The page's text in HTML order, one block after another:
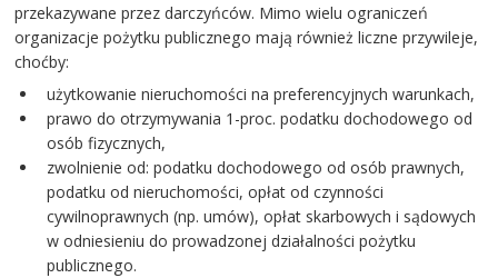
przekazywane przez darczyńców. Mimo wielu ograniczeń
organizacje pożytku publicznego mają również liczne przywileje,
choćby:
użytkowanie nieruchomości na preferencyjnych warunkach,
prawo do otrzymywania 1-proc. podatku dochodowego od
osób fizycznych,
zwolnienie od: podatku dochodowego od osób prawnych,
podatku od nieruchomości, opłat od czynności
cywilnoprawnych (np. umów), opłat skarbowych i sądowych
w odniesieniu do prowadzonej działalności pożytku
publicznego.